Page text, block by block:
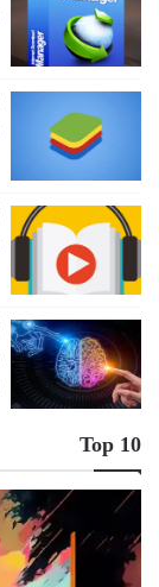
Top 10